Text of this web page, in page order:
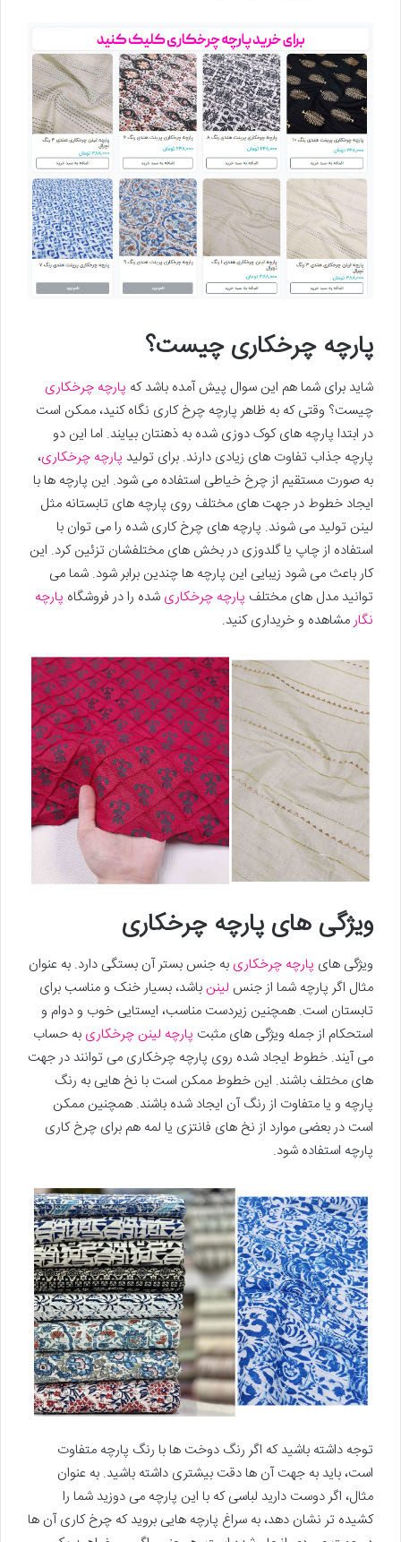
پارچه چرخکاری چیست؟
شاید برای شما هم این سوال پیش آمده باشد که پارچه چرخکاری
چیست؟ وقتی که به ظاهر پارچه چرخ کاری نگاه کنید، ممکن است
در ابتدا پارچه های کوک دوزی شده به ذهنتان بیایند. اما این دو
پارچه جذاب تفاوت های زیادی دارند. برای تولید پارچه چرخکاری،
به صورت مستقیم از چرخ خیاطی استفاده می شود. این پارچه ها با
ایجاد خطوط در جهت های مختلف روی پارچه های تابستانه مثل
لینن تولید می شوند. پارچه های چرخ کاری شده را می توان با
استفاده از چاپ یا گلدوزی در بخش های مختلفشان تزئین کرد. این
کار باعث می شود زیبایی این پارچه ها چندین برابر شود. شما می
توانید مدل های مختلف پارچه چرخکاری شده را در فروشگاه پارچه
نگارمشاهده و خریداری کنید.
ویژگی های پارچه چرخکاری
ویژگی های پارچه چرخکاری به جنس بستر آن بستگی دارد. به عنوان
مثال اگر پارچه شما از جنس لینن باشد، بسیار خنک و مناسب برای
تابستان است. همچنین زیردست مناسب، ایستایی خوب و دوام و
استحکام از جمله ویژگی های مثبت پارچه لینن چرخکاری به حساب
می آیند. خطوط ایجاد شده روی پارچه چرخکاری می توانند در جهت
های مختلف باشند. این خطوط ممکن است با نخ هایی به رنگ
پارچه و یا متفاوت از رنگ آن ایجاد شده باشند. همچنین ممکن
است در بعضی موارد از نخ های فانتزی یا لمه هم برای چرخ کاری
پارچه استفاده شود.
توجه داشته باشید که اگر رنگ دوخت ها با رنگ پارچه متفاوت
است، باید به جهت آن ها دقت بیشتری داشته باشید. به عنوان
مثال، اگر دوست دارید لباسی که با این پارچه می دوزید شما را
کشیده تر نشان دهد، به سراغ پارچه هایی بروید که چرخ کاری آن ها